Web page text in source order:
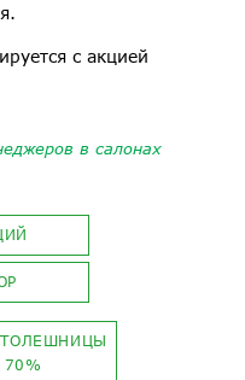
с акцией
в салонах